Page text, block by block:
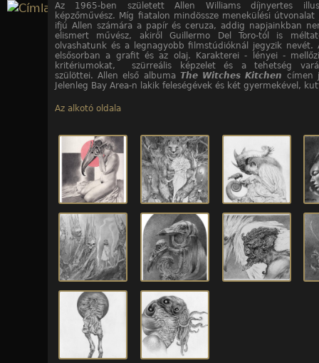
Jump to navigation
Az 1965-ben született Allen Williams díjnyertes
képzőművész. Míg fiatalon mindössze menekülési
ifjú Allen számára a papír és ceruza, addig napjainkban
elismert művész, akiről Guillermo Del Toro-tól is
olvashatunk és a legnagyobb filmstúdióknál jegyzik nevét.
elsősorban a grafit és az olaj. Karakterei - lényei -
kritériumokat, szürreális képzelet és a tehetség
szülöttei. Allen első albuma The Witches Kitchen címen
Jelenleg Bay Area-n lakik feleségévek és két gyermekével,
Az alkotó oldala
10 /1. kép
10 /2. kép
10 /3. kép
10 /4. kép
10 /5. kép
10 /6. kép
10 /7. kép
10 /8. kép
10 /9. kép
10 /10. kép